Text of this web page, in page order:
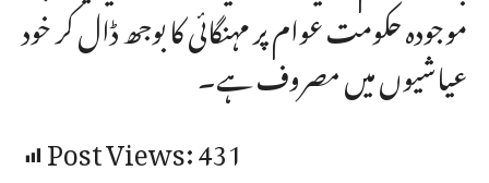
موجودہ حکومت عوام پر مہنگائی کا بوجھ ڈال کر خود
عیاشیوں میں مصروف ہے۔
Post Views:431